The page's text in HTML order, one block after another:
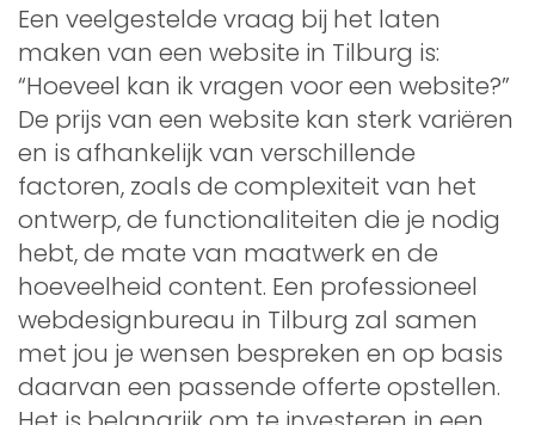
Een veelgestelde vraag bij het laten
maken van een website in Tilburg is:
“Hoeveel kan ik vragen voor een website?”
De prijs van een website kan sterk variëren
en is afhankelijk van verschillende
factoren, zoals de complexiteit van het
ontwerp, de functionaliteiten die je nodig
hebt, de mate van maatwerk en de
hoeveelheid content. Een professioneel
webdesignbureau in Tilburg zal samen
met jou je wensen bespreken en op basis
daarvan een passende offerte opstellen.